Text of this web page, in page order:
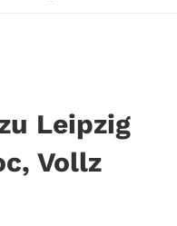
Leipzig
Vollz